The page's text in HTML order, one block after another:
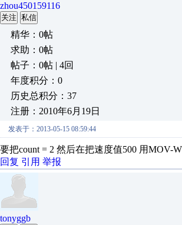
zhou450159116
关注 私信
精华：0帖
求助：0帖
帖子：0帖 | 4回
年度积分：0
历史总积分：37
注册：2010年6月19日
发表于：2013-05-15 08:59:44
要把count = 2 然后在把速度值500 用MOV-
回复 引用 举报
tonyggb